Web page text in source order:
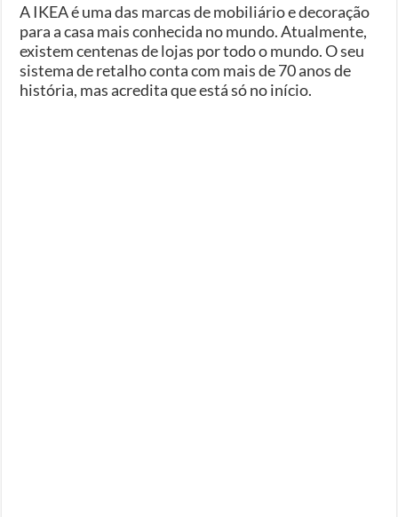
A IKEA é uma das marcas de mobiliário e decoração
para a casa mais conhecida no mundo. Atualmente,
existem centenas de lojas por todo o mundo. O seu
sistema de retalho conta com mais de 70 anos de
história, mas acredita que está só no início.